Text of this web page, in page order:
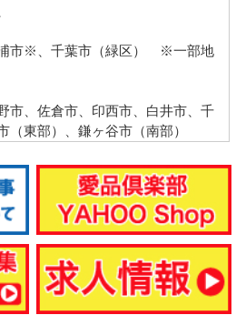
市※、千葉市（緑区） ※一部地
市、佐倉市、印西市、白井市、千
東部）、鎌ヶ谷市（南部）